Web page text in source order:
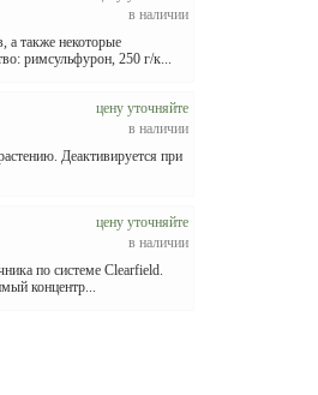
в наличии
а также некоторые
римсульфурон, 250 г/к...
цену уточняйте
в наличии
Деактивируется при
цену уточняйте
в наличии
по системе Clearfield.
концентр...